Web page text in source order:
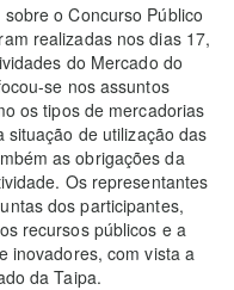
o Concurso Público
realizadas nos dias 17,
do Mercado do
se nos assuntos
os tipos de mercadorias
de utilização das
as obrigações da
Os representantes
dos participantes,
recursos públicos e a
inovadores, com vista a
da Taipa.